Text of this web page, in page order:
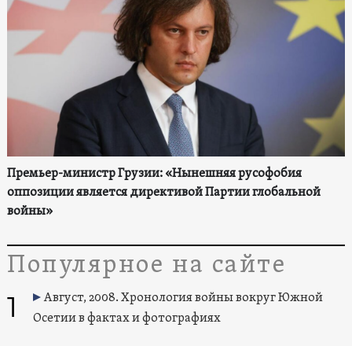
Премьер-министр Грузии: «Нынешняя русофобия
оппозиции является директивой Партии глобальной
войны»
Популярное на сайте
1
Август, 2008. Хронология войны вокруг Южной
Осетии в фактах и фотографиях